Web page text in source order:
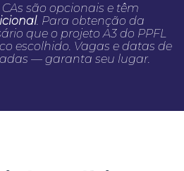
são opcionais e têm
. Para obtenção da
que o projeto A3 do PPFL
escolhido. Vagas e datas de
— garanta seu lugar.